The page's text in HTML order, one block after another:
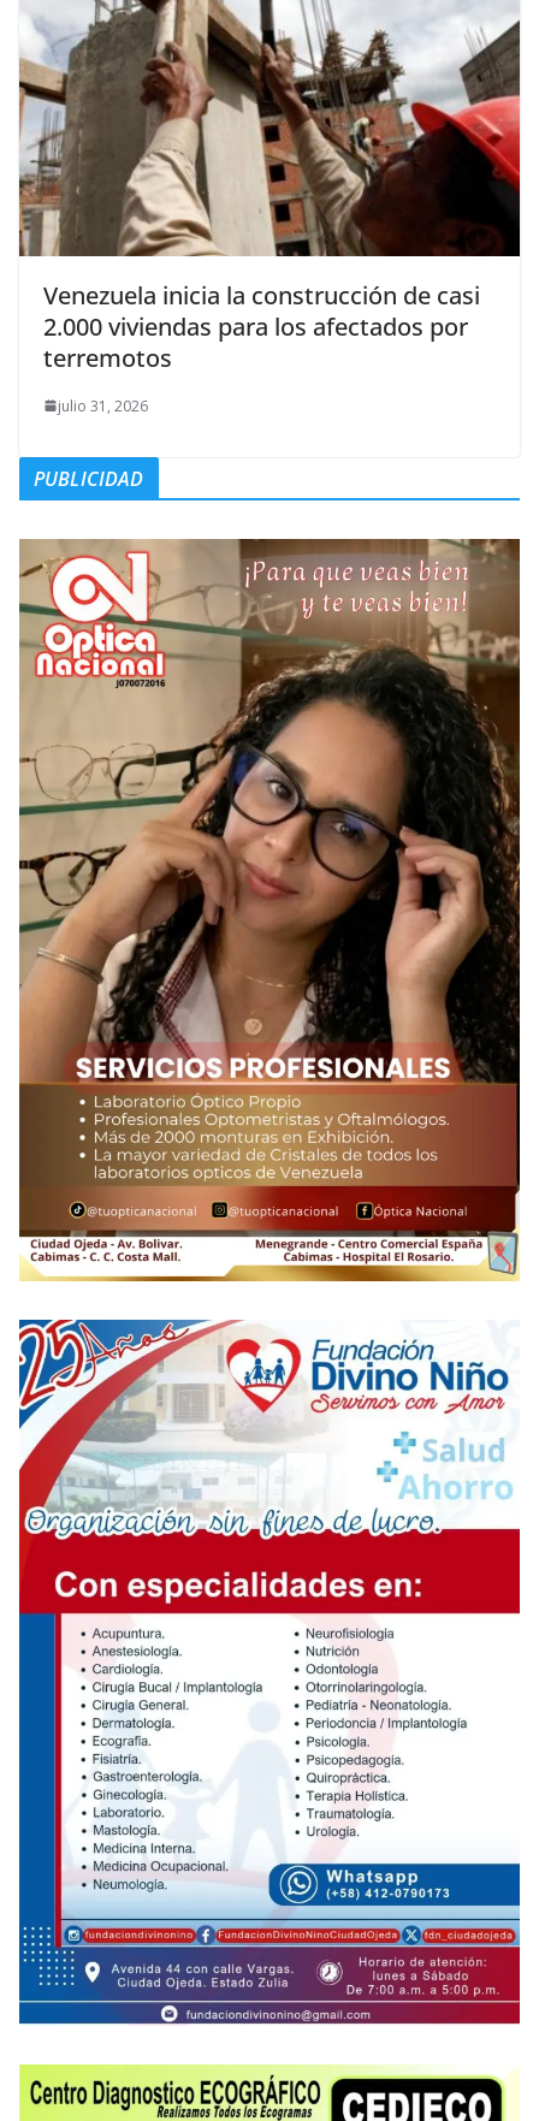
Venezuela inicia la construcción de casi
2.000 viviendas para los afectados por
terremotos
julio 31, 2026
PUBLICIDAD